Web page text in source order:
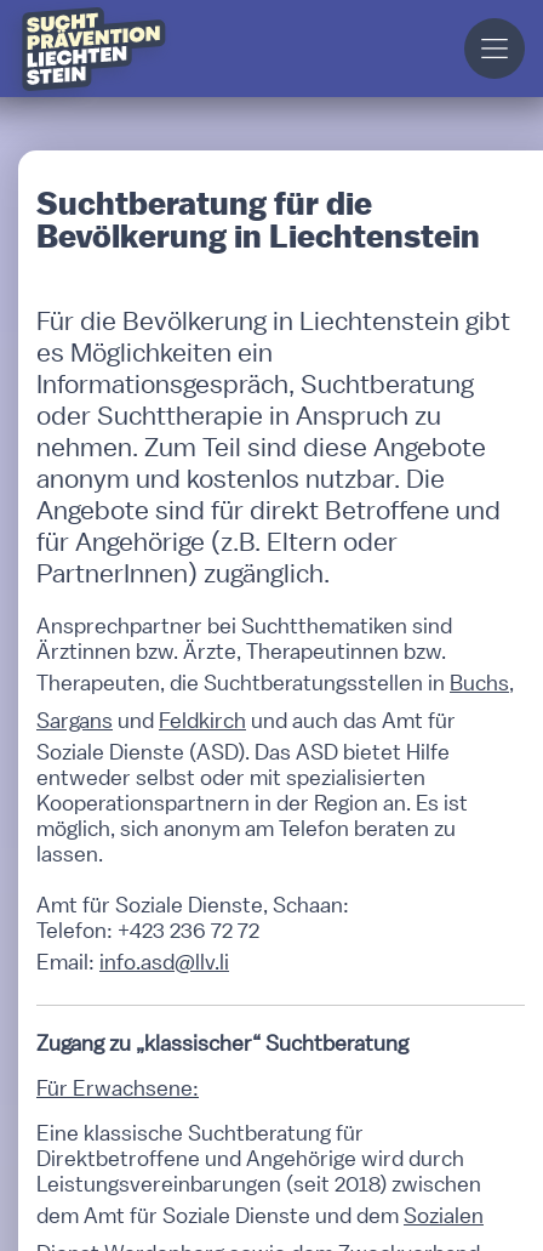
Suchtberatung für die
Bevölkerung in Liechtenstein
Für die Bevölkerung in Liechtenstein gibt
es Möglichkeiten ein
Informationsgespräch, Suchtberatung
oder Suchttherapie in Anspruch zu
nehmen. Zum Teil sind diese Angebote
anonym und kostenlos nutzbar. Die
Angebote sind für direkt Betroffene und
für Angehörige (z.B. Eltern oder
PartnerInnen) zugänglich.
Ansprechpartner bei Suchtthematiken sind
Ärztinnen bzw. Ärzte, Therapeutinnen bzw.
Therapeuten, die Suchtberatungsstellen in Buchs,
Sargans und Feldkirch und auch das Amt für
Soziale Dienste (ASD). Das ASD bietet Hilfe
entweder selbst oder mit spezialisierten
Kooperationspartnern in der Region an. Es ist
möglich, sich anonym am Telefon beraten zu
lassen.
Amt für Soziale Dienste, Schaan:
Telefon: +423 236 72 72
Email: info.asd@llv.li
Zugang zu „klassischer“ Suchtberatung
Für Erwachsene:
Eine klassische Suchtberatung für
Direktbetroffene und Angehörige wird durch
Leistungsvereinbarungen (seit 2018) zwischen
dem Amt für Soziale Dienste und demSozialen